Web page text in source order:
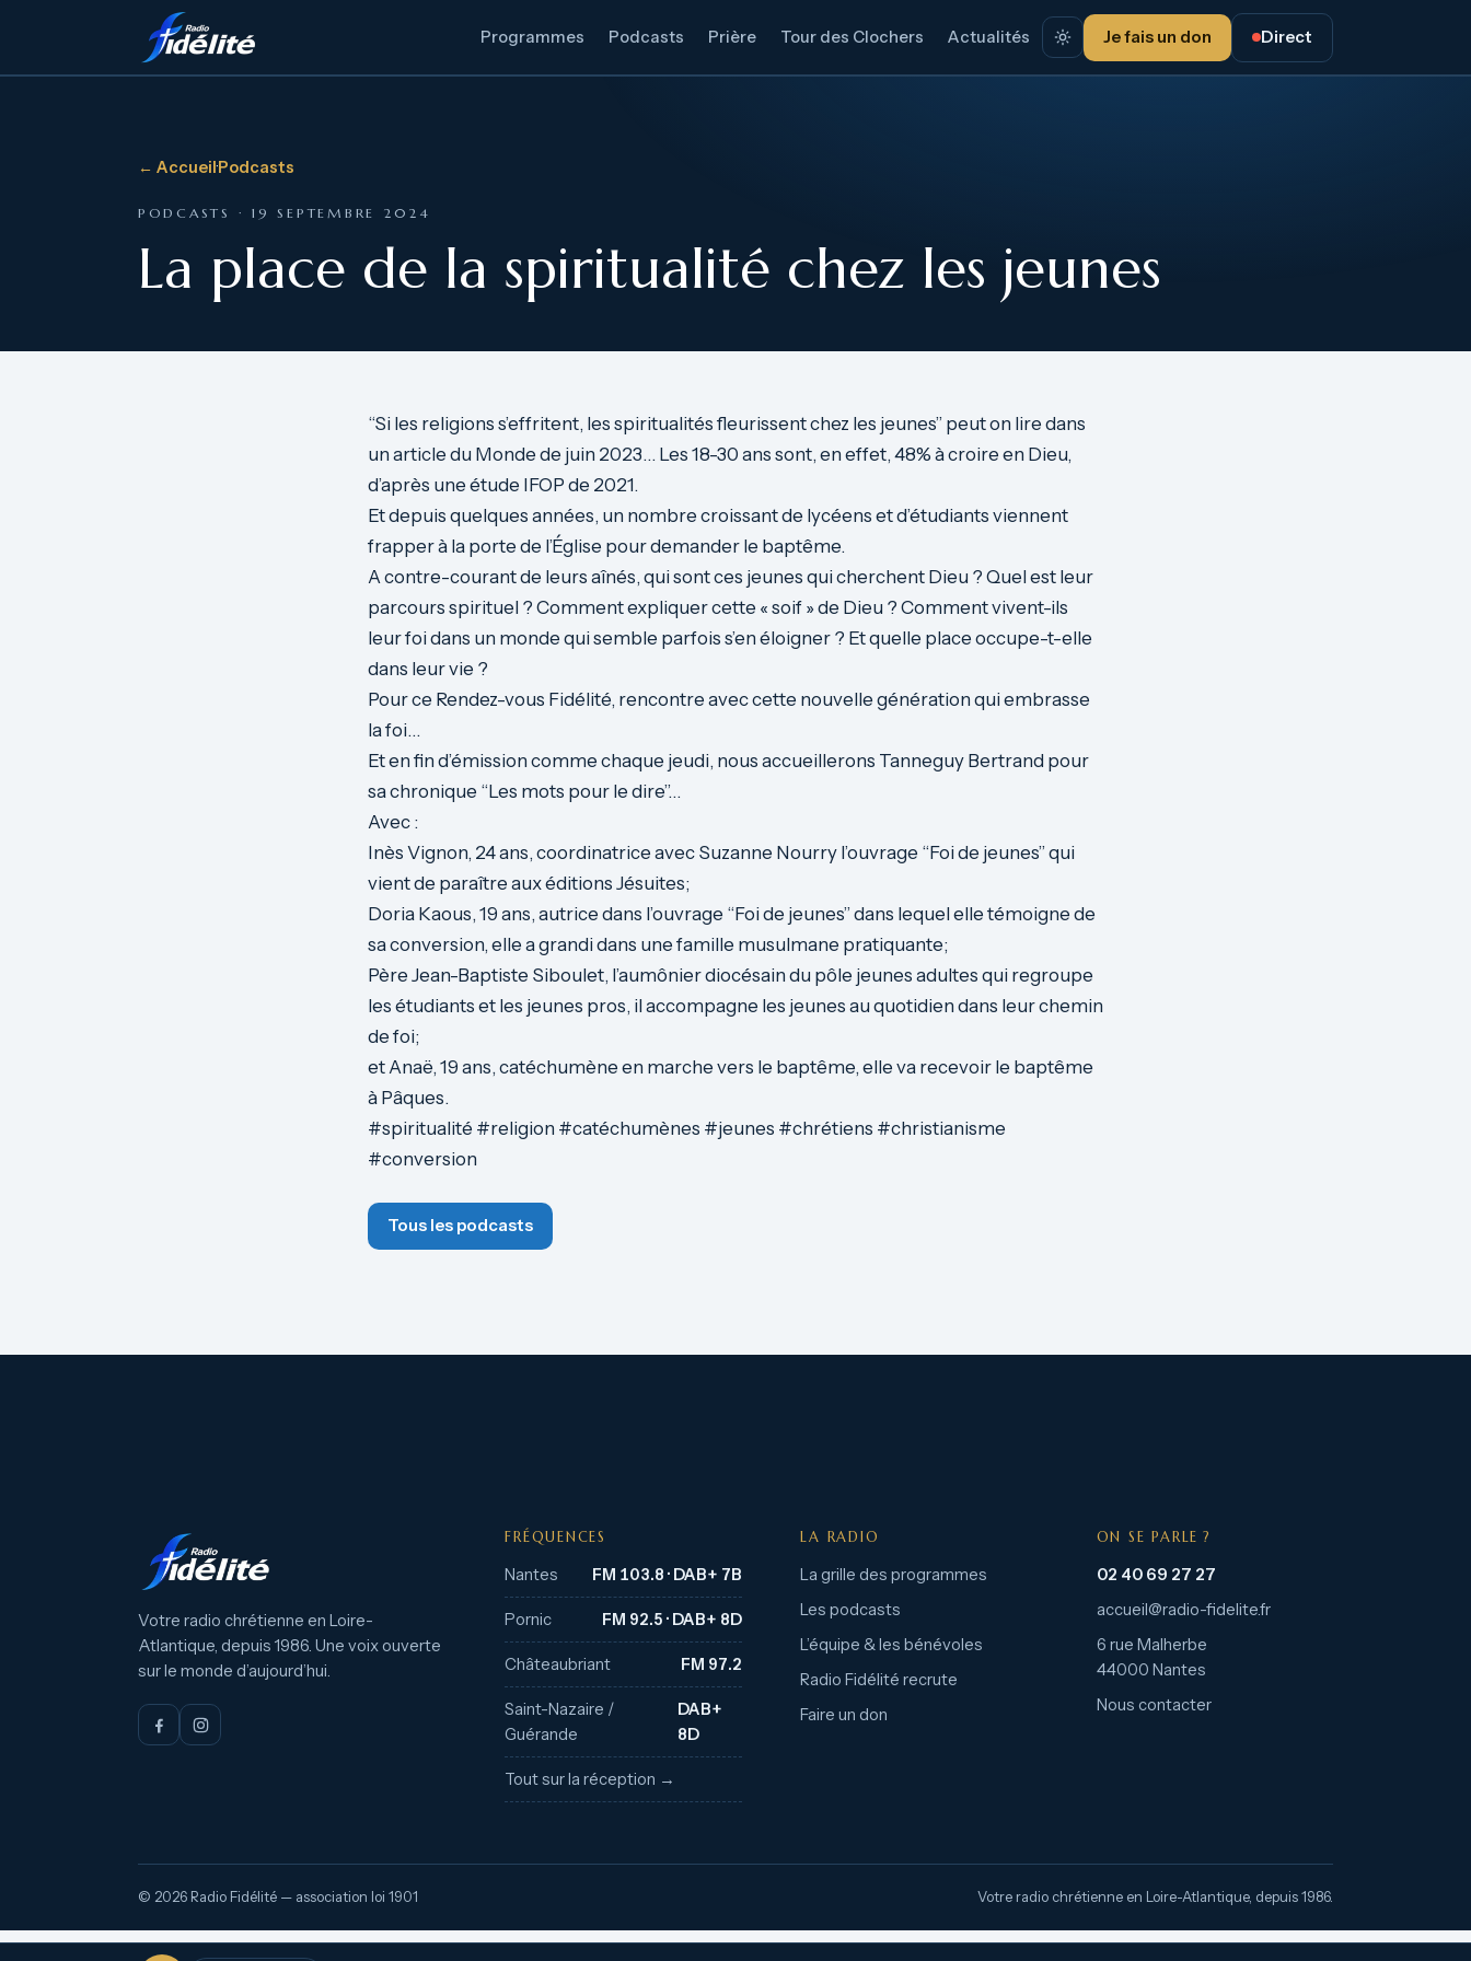
Programmes Podcasts Prière Tour des Clochers Actualités Je fais un don Direct
← Accueil·Podcasts
PODCASTS · 19 SEPTEMBRE 2024
La place de la spiritualité chez les jeunes
“Si les religions s’effritent, les spiritualités fleurissent chez les jeunes” peut on lire dans
un article du Monde de juin 2023… Les 18-30 ans sont, en effet, 48% à croire en Dieu,
d’après une étude IFOP de 2021.
Et depuis quelques années, un nombre croissant de lycéens et d’étudiants viennent
frapper à la porte de l’Église pour demander le baptême.
A contre-courant de leurs aînés, qui sont ces jeunes qui cherchent Dieu ? Quel est leur
parcours spirituel ? Comment expliquer cette « soif » de Dieu ? Comment vivent-ils
leur foi dans un monde qui semble parfois s’en éloigner ? Et quelle place occupe-t-elle
dans leur vie ?
Pour ce Rendez-vous Fidélité, rencontre avec cette nouvelle génération qui embrasse
la foi…
Et en fin d’émission comme chaque jeudi, nous accueillerons Tanneguy Bertrand pour
sa chronique “Les mots pour le dire”…
Avec :
Inès Vignon, 24 ans, coordinatrice avec Suzanne Nourry l’ouvrage “Foi de jeunes” qui
vient de paraître aux éditions Jésuites;
Doria Kaous, 19 ans, autrice dans l’ouvrage “Foi de jeunes” dans lequel elle témoigne de
sa conversion, elle a grandi dans une famille musulmane pratiquante;
Père Jean-Baptiste Siboulet, l’aumônier diocésain du pôle jeunes adultes qui regroupe
les étudiants et les jeunes pros, il accompagne les jeunes au quotidien dans leur chemin
de foi;
et Anaë, 19 ans, catéchumène en marche vers le baptême, elle va recevoir le baptême
à Pâques.
#spiritualité #religion #catéchumènes #jeunes #chrétiens #christianisme
#conversion
Tous les podcasts
Votre radio chrétienne en Loire-
Atlantique, depuis 1986. Une voix ouverte
sur le monde d’aujourd’hui.
FRÉQUENCES
Nantes FM 103.8 · DAB+ 7B
Pornic FM 92.5 · DAB+ 8D
Châteaubriant FM 97.2
Saint-Nazaire /
Guérande
DAB+
8D
Tout sur la réception →
LA RADIO
La grille des programmes
Les podcasts
L’équipe & les bénévoles
Radio Fidélité recrute
Faire un don
ON SE PARLE ?
02 40 69 27 27
accueil@radio-fidelite.fr
6 rue Malherbe
44000 Nantes
Nous contacter
© 2026 Radio Fidélité — association loi 1901 Votre radio chrétienne en Loire-Atlantique, depuis 1986.